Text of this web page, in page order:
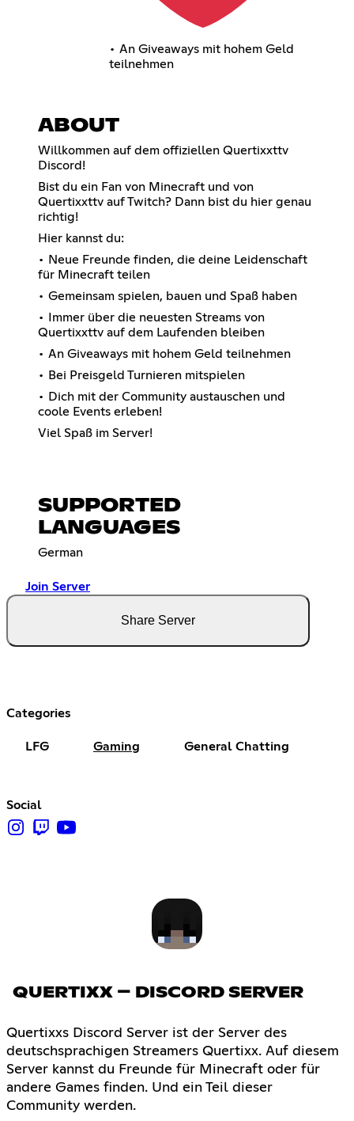
• An Giveaways mit hohem Geld
teilnehmen
ABOUT
Willkommen auf dem offiziellen Quertixxttv
Discord!
Bist du ein Fan von Minecraft und von
Quertixxttv auf Twitch? Dann bist du hier genau
richtig!
Hier kannst du:
• Neue Freunde finden, die deine Leidenschaft
für Minecraft teilen
• Gemeinsam spielen, bauen und Spaß haben
• Immer über die neuesten Streams von
Quertixxttv auf dem Laufenden bleiben
• An Giveaways mit hohem Geld teilnehmen
• Bei Preisgeld Turnieren mitspielen
• Dich mit der Community austauschen und
coole Events erleben!
Viel Spaß im Server!
SUPPORTED
LANGUAGES
German
Join Server
Share Server
Categories
LFG Gaming General Chatting
Social
QUERTIXX – DISCORD SERVER
Quertixxs Discord Server ist der Server des
deutschsprachigen Streamers Quertixx. Auf diesem
Server kannst du Freunde für Minecraft oder für
andere Games finden. Und ein Teil dieser
Community werden.